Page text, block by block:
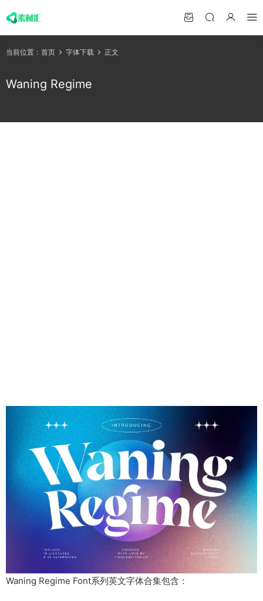
当前位置： 首页 字体下载 正文
Waning Regime
Waning Regime Font系列英文字体合集包含：